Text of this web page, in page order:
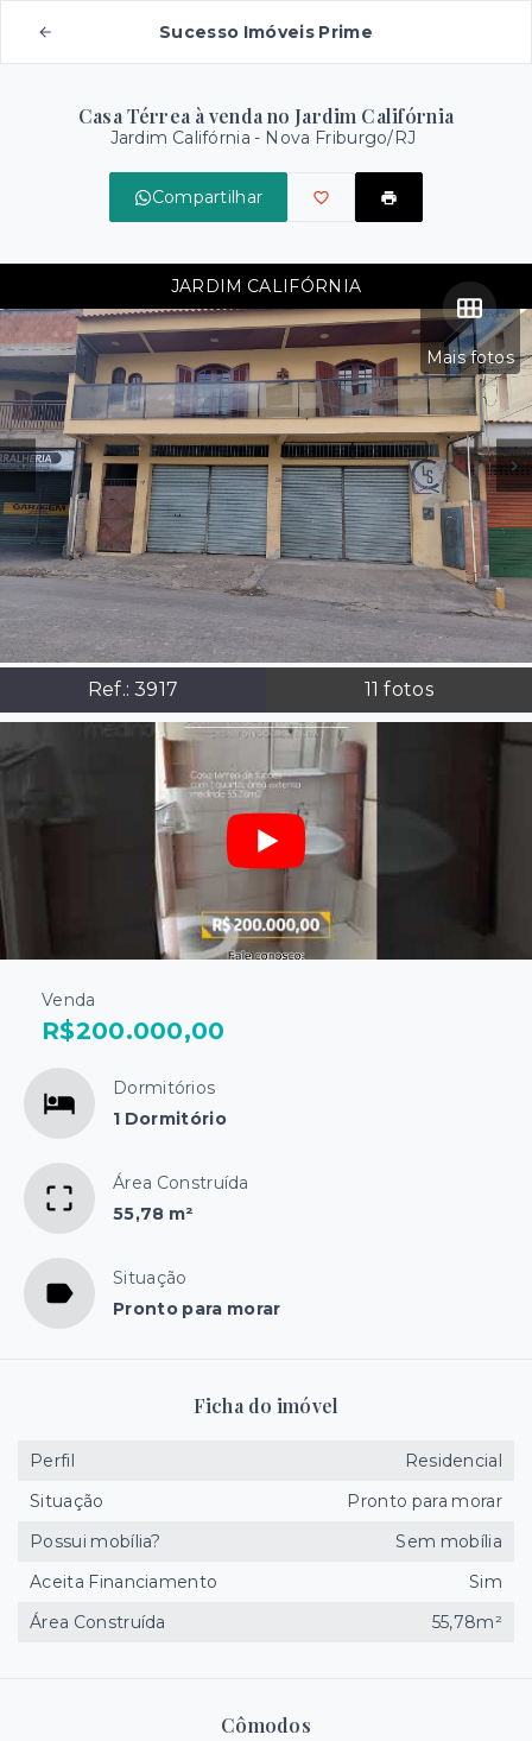
Sucesso Imóveis Prime
Casa Térrea à venda no Jardim Califórnia
Jardim Califórnia - Nova Friburgo/RJ
Compartilhar
Mais fotos
Ref.: 3917 11 fotos
JARDIM CALIFÓRNIA
Venda
R$200.000,00
Dormitórios
1 Dormitório
Área Construída
55,78 m²
Situação
Pronto para morar
Cômodos
Ficha do imóvel
Perfil
Residencial
Situação
Pronto para morar
Possui mobília?
Sem mobília
Aceita Financiamento
Sim
Área Construída
55,78m²